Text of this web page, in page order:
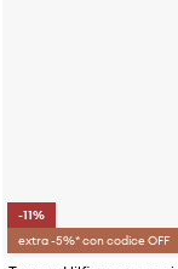
-11%
extra -5%* con codice OFF